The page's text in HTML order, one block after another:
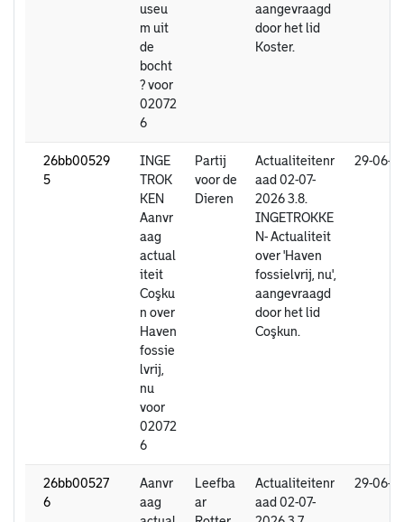
useu
m uit
de
bocht
? voor
02072
6
aangevraagd
door het lid
Koster.
26bb00529
5
INGE
TROK
KEN
Aanvr
aag
actual
iteit
Coşku
n over
Haven
fossie
lvrij,
nu
voor
02072
6
Partij
voor de
Dieren
Actualiteitenr
aad 02-07-
2026 3.8.
INGETROKKE
N- Actualiteit
over 'Haven
fossielvrij, nu',
aangevraagd
door het lid
Coşkun.
29-06-
26bb00527
6
Aanvr
aag
Leefba
ar
Actualiteitenr
aad 02-07-
29-06-